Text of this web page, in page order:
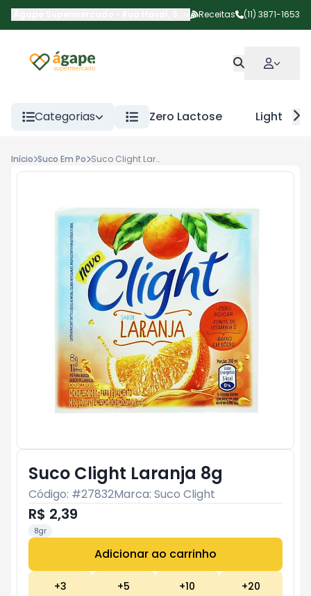
São Paulo-SP
Receitas (11) 3871-1653
Categorias Zero Lactose Light
Início Suco Em Po Suco Clight Laranja 8g
Suco Clight Laranja 8g
Código: #27832Marca: Suco Clight
R$ 2,39
8gr
Adicionar ao carrinho
+3 +5 +10 +20